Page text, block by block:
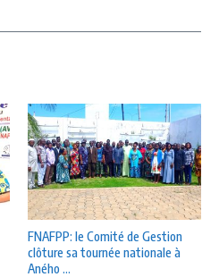
FNAFPP: le Comité de Gestion
clôture sa tournée nationale à
Aného ...